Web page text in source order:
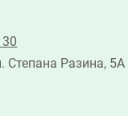
Степана Разина, 5А